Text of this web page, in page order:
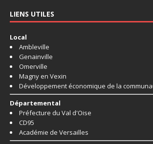
LIENS UTILES
Local
Ambleville
Genainville
Omerville
Magny en Vexin
Développement économique de la
Départemental
Préfecture du Val d'Oise
CD95
Académie de Versailles